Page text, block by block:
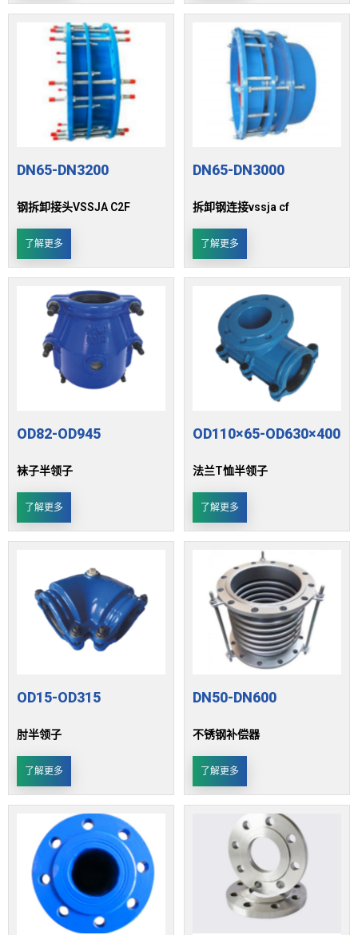
DN65-DN3200
钢拆卸接头VSSJA C2F
了解更多
DN65-DN3000
拆卸钢连接vssja cf
了解更多
OD82-OD945
袜子半领子
了解更多
OD110×65-OD630×400
法兰T恤半领子
了解更多
OD15-OD315
肘半领子
了解更多
DN50-DN600
不锈钢补偿器
了解更多